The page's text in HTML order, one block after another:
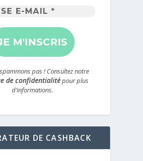
Adresse
mail
*
pas ! Consultez notre
de confidentialitépour plus
d’informations.
DE CASHBACK